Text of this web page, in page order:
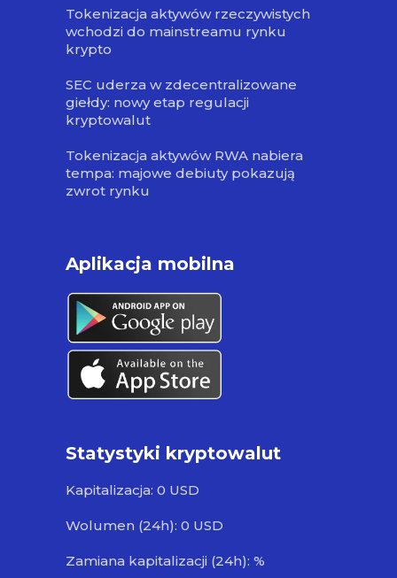
Tokenizacja aktywów rzeczywistych
wchodzi do mainstreamu rynku
krypto
SEC uderza w zdecentralizowane
giełdy: nowy etap regulacji
kryptowalut
Tokenizacja aktywów RWA nabiera
tempa: majowe debiuty pokazują
zwrot rynku
Aplikacja mobilna
Statystyki kryptowalut
Kapitalizacja: 0 USD
Wolumen (24h): 0 USD
Zamiana kapitalizacji (24h): %